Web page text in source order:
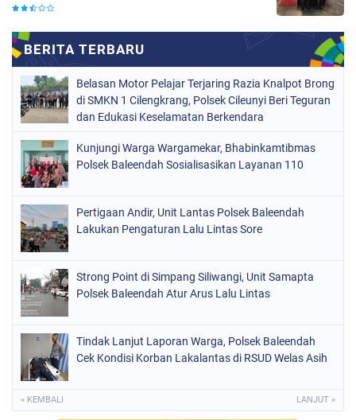
Belasan Motor Pelajar Terjaring Razia Knalpot Brong
di SMKN 1 Cilengkrang, Polsek Cileunyi Beri Teguran
dan Edukasi Keselamatan Berkendara
Kunjungi Warga Wargamekar, Bhabinkamtibmas
Polsek Baleendah Sosialisasikan Layanan 110
Pertigaan Andir, Unit Lantas Polsek Baleendah
Lakukan Pengaturan Lalu Lintas Sore
Strong Point di Simpang Siliwangi, Unit Samapta
Polsek Baleendah Atur Arus Lalu Lintas
Tindak Lanjut Laporan Warga, Polsek Baleendah
Cek Kondisi Korban Lakalantas di RSUD Welas Asih
« KEMBALI LANJUT »